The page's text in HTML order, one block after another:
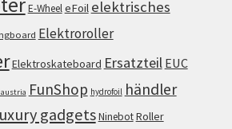
E-WheeleFoil elektrisches
Elektroroller
Elektroskateboard Ersatzteil EUC
FunShop hydrofoil händler
gadgetsNinebotRoller